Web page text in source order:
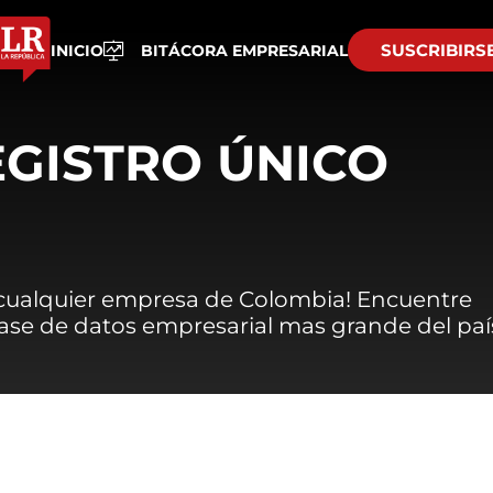
INICIO BITÁCORA EMPRESARIAL
ÚNICO
empresa de Colombia! Encuentre
de datos empresarial mas grande del